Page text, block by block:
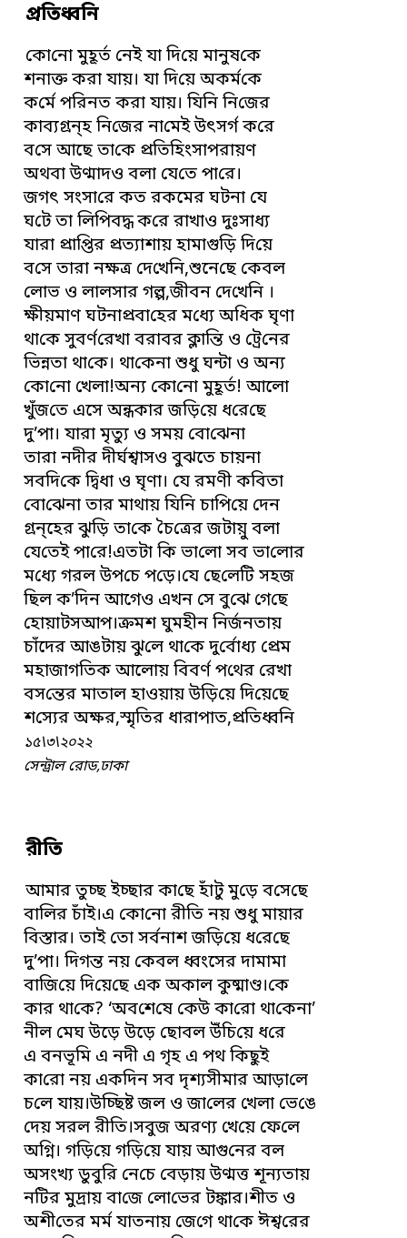
প্র‌তিধ্ব‌নি
কো‌নো মুহূর্ত নেই যা দি‌য়ে মানুষ‌কে
শনাক্ত করা যায়। যা দি‌য়ে অকর্ম‌কে
ক‌র্মে প‌রিনত করা যায়। যি‌নি নি‌জের
কাব্যগ্রন্হ নি‌জের না‌মেই উৎসর্গ ক‌রে
ব‌সে আছে তা‌কে প্র‌তি‌হিংসাপরায়ণ
অথবা উণ্মাদও বলা যে‌তে পা‌রে।
জগৎ সংসা‌রে কত রকমের ঘটনা যে
‌ঘ‌টে তা লি‌পিবদ্ধ ক‌রে রাখাও দুঃসাধ্য
যারা প্রা‌প্তির প্রত্যাশায় হামাগু‌ড়ি দি‌য়ে
ব‌সে তারা নক্ষত্র দে‌খে‌নি,‌শুনে‌ছে কেবল
লোভ ও লালসার গল্প,জীবন দে‌খে‌নি ।
ক্ষীয়মাণ ঘটনাপ্রবা‌হের ম‌ধ্যে অধিক ঘৃণা
থা‌কে সুবর্ণ‌রেখা বরাবর ক্লা‌ন্তি ও ট্রে‌নের
‌ভিন্নতা থা‌কে। থা‌কেনা শুধু ঘন্টা ও অন্য
‌কো‌নো খেলা!অন্য কো‌নো মুহূর্ত! আলো
খুঁজ‌তে এসে অন্ধকার জ‌ড়ি‌য়ে ধ‌রে‌ছে
দু’পা। যারা মৃত্যু ও সময় বো‌ঝেনা
তারা নদীর দীর্ঘশ্বাসও বু‌ঝতে চায়না
সব‌দি‌কে দ্বিধা ও ঘৃণা। যে রমণী ক‌বিতা
‌বো‌ঝেনা তার মাথায় যি‌নি চা‌পি‌য়ে দেন
গ্র‌ন্হের ঝুড়ি তা‌কে চৈ‌ত্রের জটায়ু বলা
যে‌তেই পা‌রে!এতটা কি ভা‌লো সব ভা‌লোর
ম‌ধ্যে গরল উপ‌চে প‌ড়ে।‌যে ছে‌লেটি সহজ
‌ছিল ক’‌দিন আগেও এখন সে বু‌ঝে গে‌ছে
হোয়াটসআপ।ক্রমশ ঘুমহীন নির্জনতায়
চাঁ‌দের আঙটায় ঝু‌লে থা‌কে দু‌র্বোধ্য প্রেম
মহাজাগ‌তিক আলোয় বিবর্ণ প‌থের রেখা
বস‌ন্তের মাতাল হাওয়ায় উড়ি‌য়ে দি‌য়ে‌ছে
শ‌স্যের অক্ষর,স্মৃ‌তির ধারাপাত,প্র‌তিধ্ব‌নি
১৫\৩\২০২২
‌সেন্ট্রাল রোড,ঢাকা
রী‌তি
আমার তুচ্ছ ইচ্ছার কা‌ছে হাঁটু মু‌ড়ে ব‌সে‌ছে
বা‌লির চাঁই।এ কো‌নো রী‌তি নয় শুধু মায়ার
‌বিস্তার। তাই তো সর্বনাশ জ‌ড়ি‌য়ে ধ‌রে‌ছে
দু’পা। দিগন্ত নয় কেবল ধ্বং‌সের দামামা
বা‌জি‌য়ে দি‌য়ে‌ছে এক অকাল কুষ্মাণ্ড।কে
কার থা‌কে? ‘অব‌শে‌ষে কেউ কা‌রো থা‌কেনা’
নীল মেঘ উড়ে উড়ে ছোবল উঁচি‌য়ে ধ‌রে
এ বনভূ‌মি এ নদী এ গৃহ এ পথ কিছুই
কা‌রো নয় এক‌দিন সব দৃশ্যসীমার আড়া‌লে
চ‌লে যায়।উচ্ছিষ্ট জল ও জা‌লের খেলা ভে‌ঙে
‌দেয় সরল রী‌তি।সবুজ অরণ্য খে‌য়ে ফে‌লে
অ‌গ্নি। গ‌ড়ি‌য়ে গ‌ড়ি‌য়ে যায় আগু‌নের বল
অসংখ্য ডুবু‌রি নে‌চে বেড়ায় উণ্মত্ত শূন্যতায়
ন‌টির মুদ্রায় বা‌জে লো‌ভের টঙ্কার।শীত ও
অশী‌তের মর্ম যাতনায় জে‌গে থা‌কে ঈশ্ব‌রের